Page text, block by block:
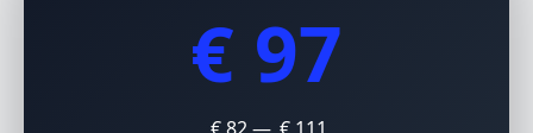
€ 97
€ 82 — € 111